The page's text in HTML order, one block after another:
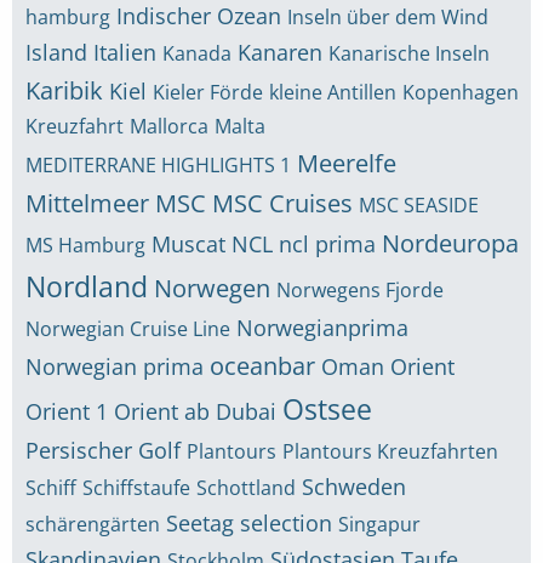
hamburg Indischer Ozean Inseln über dem Wind
Island Italien Kanada Kanaren Kanarische Inseln
Karibik Kiel Kieler Förde kleine Antillen Kopenhagen
Kreuzfahrt Mallorca Malta
MEDITERRANE HIGHLIGHTS 1 Meerelfe
Mittelmeer MSC MSC Cruises MSC SEASIDE
MS Hamburg Muscat NCL ncl prima Nordeuropa
Nordland Norwegen Norwegens Fjorde
Norwegian Cruise Line Norwegianprima
Norwegian prima oceanbar Oman Orient
Orient 1 Orient ab Dubai Ostsee
Persischer Golf Plantours Plantours Kreuzfahrten
Schiff Schiffstaufe Schottland Schweden
schärengärten Seetag selection Singapur